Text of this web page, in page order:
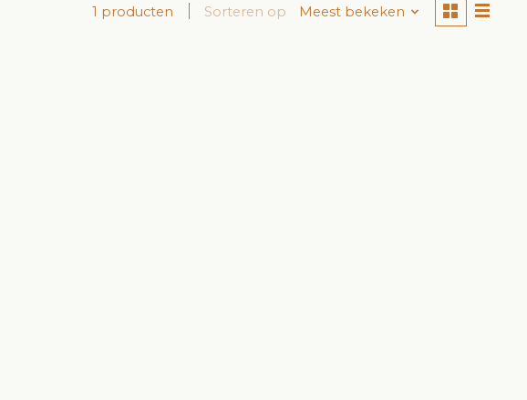
1 producten Sorteren op Meest bekeken